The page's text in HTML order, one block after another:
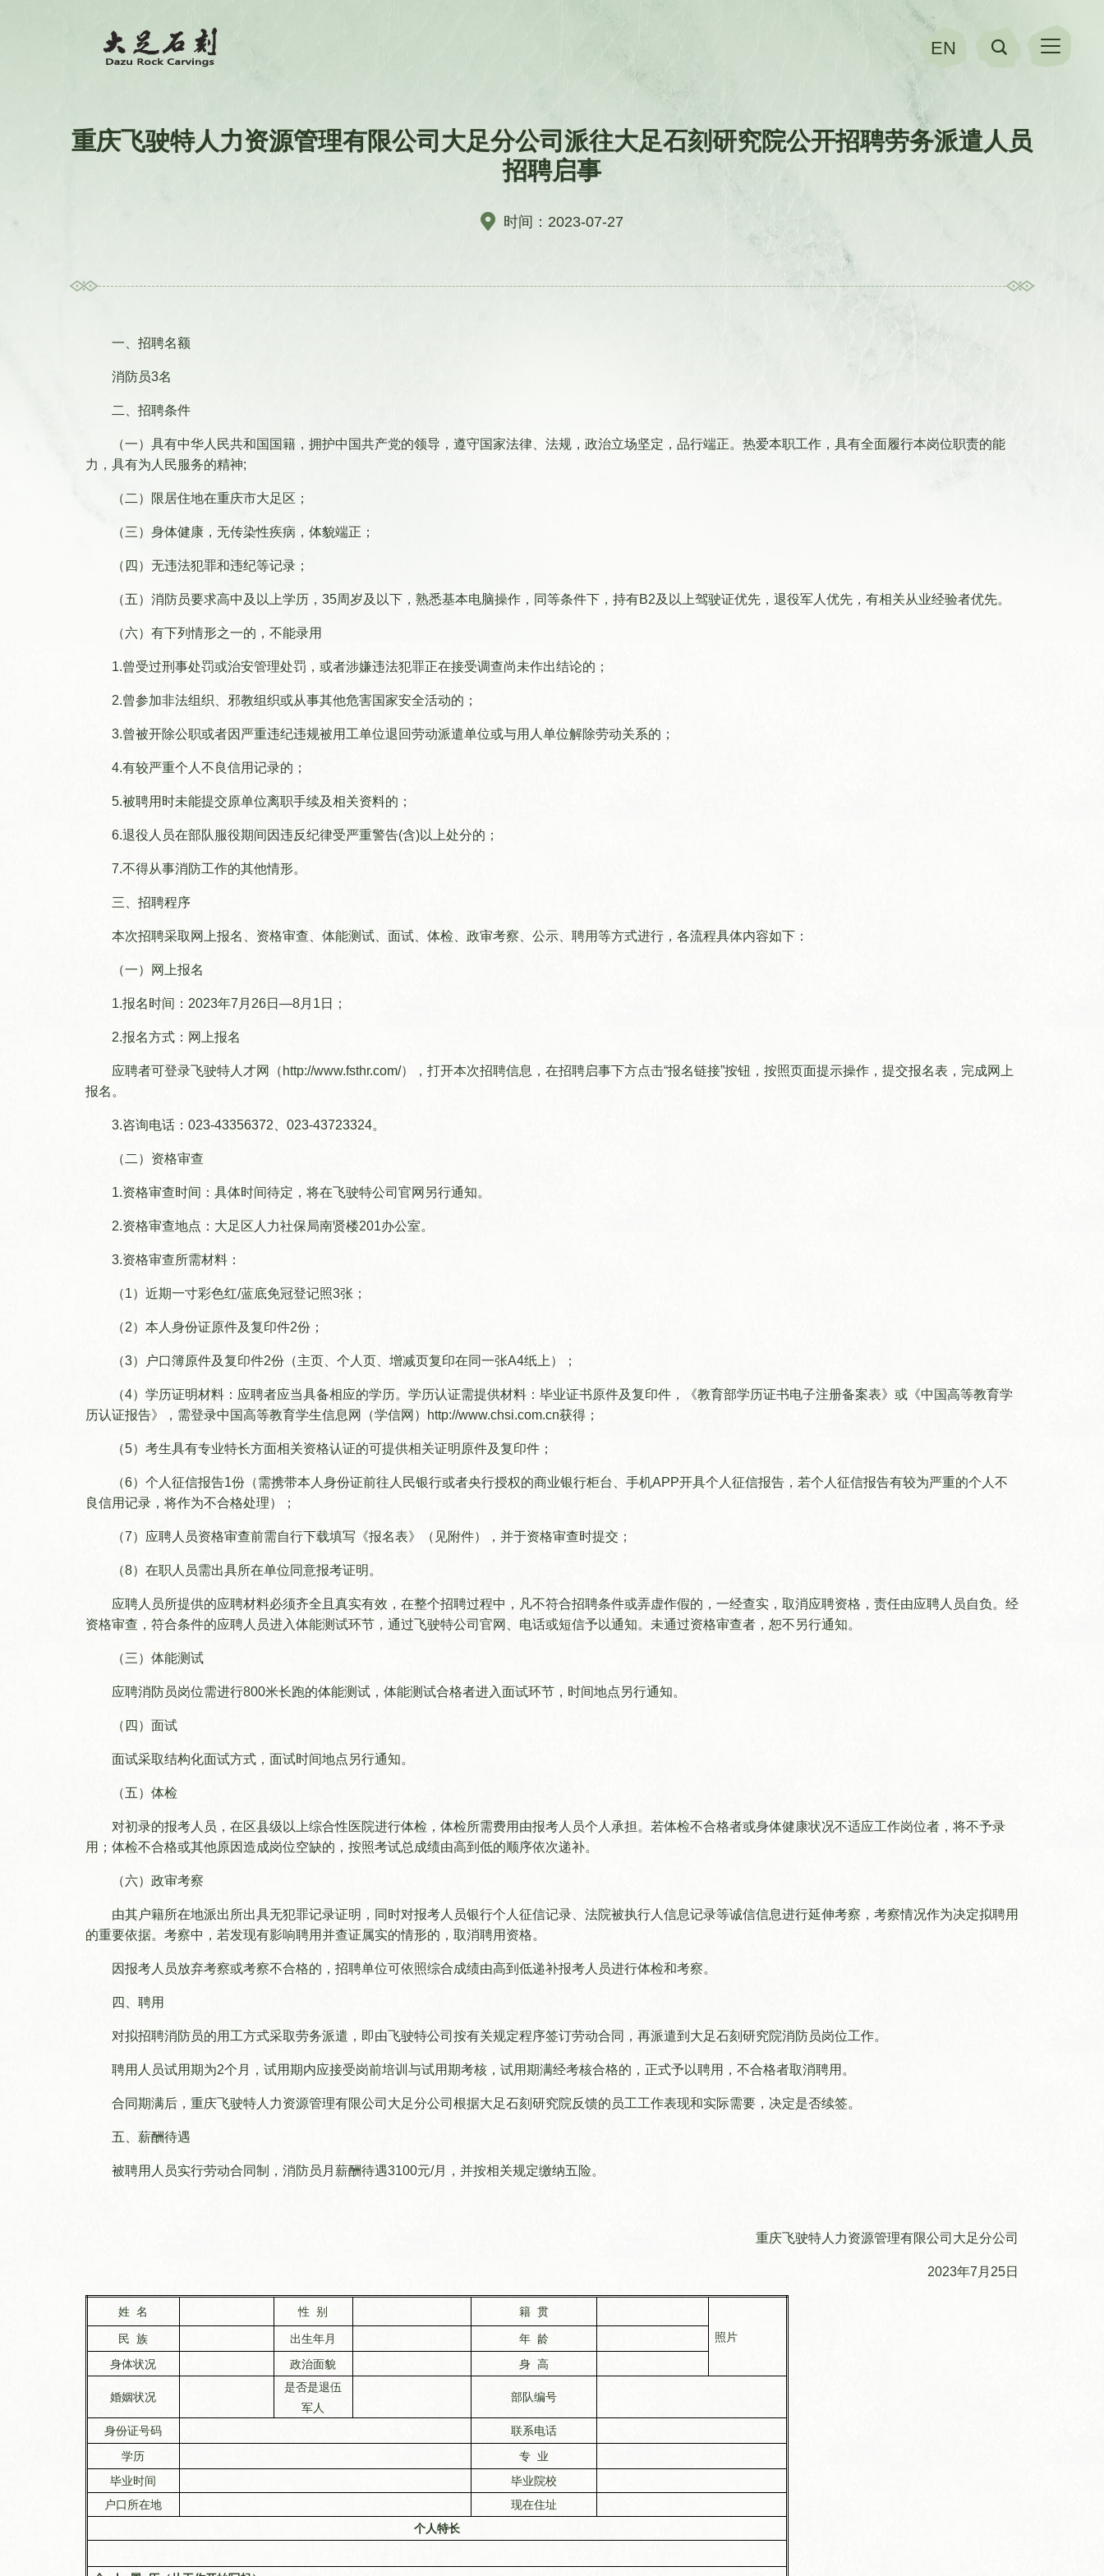
EN
保护历程
典型案例
数字技术
《大足石刻研究》
科研平台
研究成果
陈列展览
文创产品 学术委员会
重庆飞驶特人力资源管理有限公司大足分公司派往大足石刻研究院公开招聘劳务派遣人员
招聘启事
时间：2023-07-27
一、招聘名额
消防员3名
二、招聘条件
（一）具有中华人民共和国国籍，拥护中国共产党的领导，遵守国家法律、法规，政治立场坚定，品行端正。热爱本职工作，具有全面履行本岗位职责的能
力，具有为人民服务的精神;
（二）限居住地在重庆市大足区；
（三）身体健康，无传染性疾病，体貌端正；
（四）无违法犯罪和违纪等记录；
（五）消防员要求高中及以上学历，35周岁及以下，熟悉基本电脑操作，同等条件下，持有B2及以上驾驶证优先，退役军人优先，有相关从业经验者优先。
（六）有下列情形之一的，不能录用
1.曾受过刑事处罚或治安管理处罚，或者涉嫌违法犯罪正在接受调查尚未作出结论的；
2.曾参加非法组织、邪教组织或从事其他危害国家安全活动的；
3.曾被开除公职或者因严重违纪违规被用工单位退回劳动派遣单位或与用人单位解除劳动关系的；
4.有较严重个人不良信用记录的；
5.被聘用时未能提交原单位离职手续及相关资料的；
6.退役人员在部队服役期间因违反纪律受严重警告(含)以上处分的；
7.不得从事消防工作的其他情形。
三、招聘程序
本次招聘采取网上报名、资格审查、体能测试、面试、体检、政审考察、公示、聘用等方式进行，各流程具体内容如下：
（一）网上报名
1.报名时间：2023年7月26日—8月1日；
2.报名方式：网上报名
应聘者可登录飞驶特人才网（http://www.fsthr.com/），打开本次招聘信息，在招聘启事下方点击“报名链接”按钮，按照页面提示操作，提交报名表，完成网上
报名。
3.咨询电话：023-43356372、023-43723324。
（二）资格审查
1.资格审查时间：具体时间待定，将在飞驶特公司官网另行通知。
2.资格审查地点：大足区人力社保局南贤楼201办公室。
3.资格审查所需材料：
（1）近期一寸彩色红/蓝底免冠登记照3张；
（2）本人身份证原件及复印件2份；
（3）户口簿原件及复印件2份（主页、个人页、增减页复印在同一张A4纸上）；
（4）学历证明材料：应聘者应当具备相应的学历。学历认证需提供材料：毕业证书原件及复印件，《教育部学历证书电子注册备案表》或《中国高等教育学
历认证报告》，需登录中国高等教育学生信息网（学信网）http://www.chsi.com.cn获得；
（5）考生具有专业特长方面相关资格认证的可提供相关证明原件及复印件；
（6）个人征信报告1份（需携带本人身份证前往人民银行或者央行授权的商业银行柜台、手机APP开具个人征信报告，若个人征信报告有较为严重的个人不
良信用记录，将作为不合格处理）；
（7）应聘人员资格审查前需自行下载填写《报名表》（见附件），并于资格审查时提交；
（8）在职人员需出具所在单位同意报考证明。
应聘人员所提供的应聘材料必须齐全且真实有效，在整个招聘过程中，凡不符合招聘条件或弄虚作假的，一经查实，取消应聘资格，责任由应聘人员自负。经
资格审查，符合条件的应聘人员进入体能测试环节，通过飞驶特公司官网、电话或短信予以通知。未通过资格审查者，恕不另行通知。
（三）体能测试
应聘消防员岗位需进行800米长跑的体能测试，体能测试合格者进入面试环节，时间地点另行通知。
（四）面试
面试采取结构化面试方式，面试时间地点另行通知。
（五）体检
对初录的报考人员，在区县级以上综合性医院进行体检，体检所需费用由报考人员个人承担。若体检不合格者或身体健康状况不适应工作岗位者，将不予录
用；体检不合格或其他原因造成岗位空缺的，按照考试总成绩由高到低的顺序依次递补。
（六）政审考察
由其户籍所在地派出所出具无犯罪记录证明，同时对报考人员银行个人征信记录、法院被执行人信息记录等诚信信息进行延伸考察，考察情况作为决定拟聘用
的重要依据。考察中，若发现有影响聘用并查证属实的情形的，取消聘用资格。
因报考人员放弃考察或考察不合格的，招聘单位可依照综合成绩由高到低递补报考人员进行体检和考察。
四、聘用
对拟招聘消防员的用工方式采取劳务派遣，即由飞驶特公司按有关规定程序签订劳动合同，再派遣到大足石刻研究院消防员岗位工作。
聘用人员试用期为2个月，试用期内应接受岗前培训与试用期考核，试用期满经考核合格的，正式予以聘用，不合格者取消聘用。
合同期满后，重庆飞驶特人力资源管理有限公司大足分公司根据大足石刻研究院反馈的员工工作表现和实际需要，决定是否续签。
五、薪酬待遇
被聘用人员实行劳动合同制，消防员月薪酬待遇3100元/月，并按相关规定缴纳五险。
重庆飞驶特人力资源管理有限公司大足分公司
2023年7月25日
姓 名 性 别 籍 贯
照片
民 族 出生年月 年 龄
身体状况 政治面貌 身 高
婚姻状况
是否是退伍
军人
部队编号
身份证号码 联系电话
学历 专
业
毕业时间
毕业院校
户口所在地
现在住址
个人特长